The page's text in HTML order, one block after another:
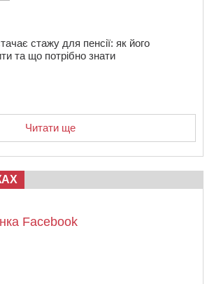
стажу для пенсії: як його
та що потрібно знати
Читати ще
Facebook